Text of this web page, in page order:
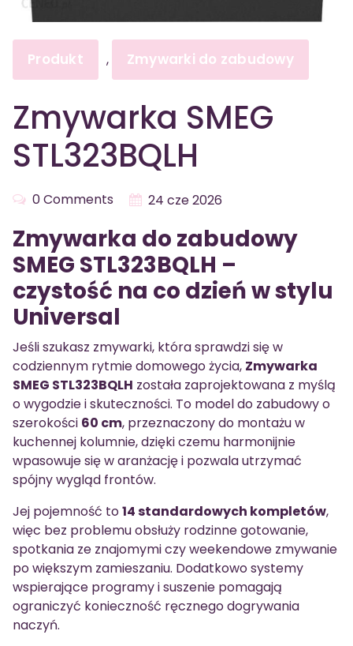
Produkt , Zmywarki do zabudowy
Zmywarka SMEG
STL323BQLH
0 Comments 24 cze 2026
Zmywarka do zabudowy
SMEG STL323BQLH –
czystość na co dzień w stylu
Universal
Jeśli szukasz zmywarki, która sprawdzi się w
codziennym rytmie domowego życia, Zmywarka
SMEG STL323BQLH została zaprojektowana z myślą
o wygodzie i skuteczności. To model do zabudowy o
szerokości 60 cm, przeznaczony do montażu w
kuchennej kolumnie, dzięki czemu harmonijnie
wpasowuje się w aranżację i pozwala utrzymać
spójny wygląd frontów.
Jej pojemność to14 standardowych kompletów,
więc bez problemu obsłuży rodzinne gotowanie,
spotkania ze znajomymi czy weekendowe zmywanie
po większym zamieszaniu. Dodatkowo systemy
wspierające programy i suszenie pomagają
ograniczyć konieczność ręcznego dogrywania
naczyń.